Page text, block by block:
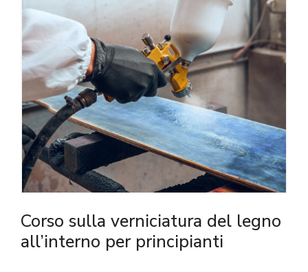
Corso sulla verniciatura del legno
all’interno per principianti